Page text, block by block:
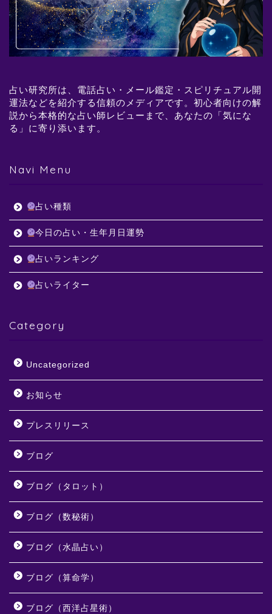
占い研究所は、電話占い・メール鑑定・スピリチュアル開
運法などを紹介する信頼のメディアです。初心者向けの解
説から本格的な占い師レビューまで、あなたの「気にな
る」に寄り添います。
Navi Menu
占い種類
今日の占い・生年月日運勢
占いランキング
占いライター
Category
Uncategorized
お知らせ
プレスリリース
ブログ
ブログ（タロット）
ブログ（数秘術）
ブログ（水晶占い）
ブログ（算命学）
ブログ（西洋占星術）